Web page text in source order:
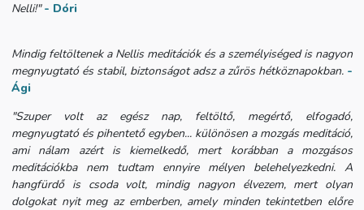
Nelli!"- Dóri
Mindig feltöltenek a Nellis meditációk és a személyiséged is nagyon
megnyugtató és stabil, biztonságot adsz a zűrös hétköznapokban. -
Ági
"Szuper volt az egész nap, feltöltő, megértő, elfogadó,
megnyugtató és pihentető egyben... különösen a mozgás meditáció,
ami nálam azért is kiemelkedő, mert korábban a mozgásos
meditációkba nem tudtam ennyire mélyen belehelyezkedni. A
hangfürdő is csoda volt, mindig nagyon élvezem, mert olyan
dolgokat nyit meg az emberben, amely minden tekintetben előre